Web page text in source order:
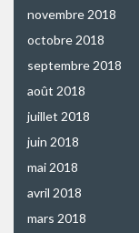
novembre 2018
octobre 2018
septembre 2018
août 2018
juillet 2018
juin 2018
mai 2018
avril 2018
mars 2018